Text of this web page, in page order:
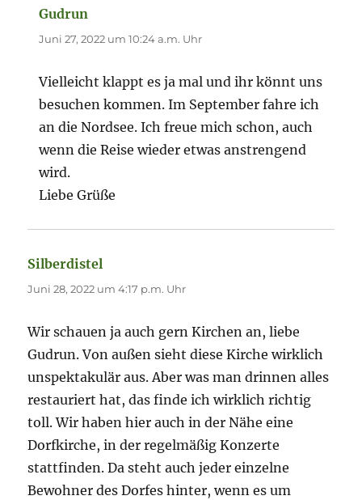
Gudrun
Juni 27, 2022 um 10:24 a.m. Uhr
Vielleicht klappt es ja mal und ihr könnt uns
besuchen kommen. Im September fahre ich
an die Nordsee. Ich freue mich schon, auch
wenn die Reise wieder etwas anstrengend
wird.
Liebe Grüße
Silberdistel
Juni 28, 2022 um 4:17 p.m. Uhr
Wir schauen ja auch gern Kirchen an, liebe
Gudrun. Von außen sieht diese Kirche wirklich
unspektakulär aus. Aber was man drinnen alles
restauriert hat, das finde ich wirklich richtig
toll. Wir haben hier auch in der Nähe eine
Dorfkirche, in der regelmäßig Konzerte
stattfinden. Da steht auch jeder einzelne
Bewohner des Dorfes hinter, wenn es um